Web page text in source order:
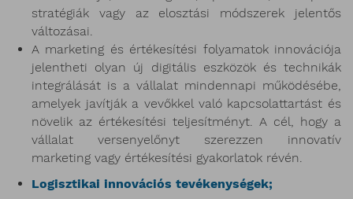
stratégiák vagy az elosztási módszerek jelentős
változásai.
A marketing és értékesítési folyamatok innovációja
jelentheti olyan új digitális eszközök és technikák
integrálását is a vállalat mindennapi működésébe,
amelyek javítják a vevőkkel való kapcsolattartást és
növelik az értékesítési teljesítményt. A cél, hogy a
vállalat versenyelőnyt szerezzen innovatív
marketing vagy értékesítési gyakorlatok révén.
Logisztikai innovációs tevékenységek;